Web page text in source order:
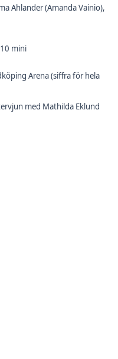
Ahlander (Amanda Vainio),
mini
Arena (siffra för hela
med Mathilda Eklund